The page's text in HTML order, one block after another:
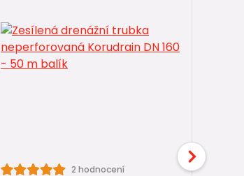
2 hodnocení